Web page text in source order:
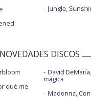
Jungle,
NOVEDADES DISCOS
qué me
David
mágica
Madonna,